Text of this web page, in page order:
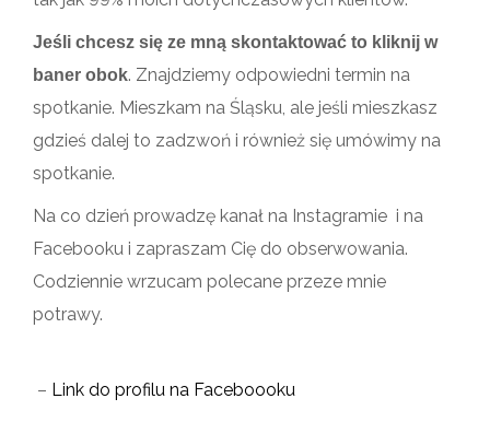
Jeśli chcesz się ze mną skontaktować to kliknij w
baner obok. Znajdziemy odpowiedni termin na
spotkanie. Mieszkam na Śląsku, ale jeśli mieszkasz
gdzieś dalej to zadzwoń i również się umówimy na
spotkanie.
Na co dzień prowadzę kanał na Instagramie i na
Facebooku i zapraszam Cię do obserwowania.
Codziennie wrzucam polecane przeze mnie
potrawy.
– Link do profilu na Faceboooku